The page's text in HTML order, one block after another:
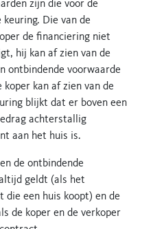
zijn die voor de
Die van de
de financiering niet
hij kan af zien van de
ontbindende voorwaarde
koper kan af zien van de
blijkt dat er boven een
achterstallig
aan het huis is.
de ontbindende
geldt (als het
die een huis koopt) en de
de koper en de verkoper